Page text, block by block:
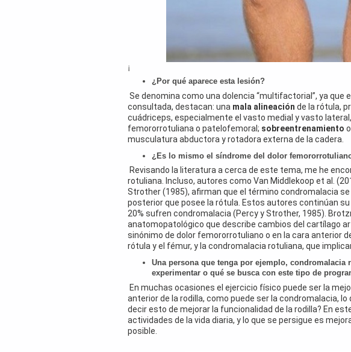
¡
¿Por qué aparece esta lesión?
Se denomina como una dolencia “multifactorial”, ya
consultada, destacan: una mala alineación de la rótula,
cuádriceps, especialmente el vasto medial y vasto
femororrotuliana o patelofemoral; sobreentrenamiento
musculatura abductora y rotadora externa de la cadera.
¿Es lo mismo el síndrome del dolor
Revisando la literatura a cerca de este tema, me he
rotuliana. Incluso, autores como Van Middlekoop et al.
Strother (1985), afirman que el término condromalacia
posterior que posee la rótula. Estos autores continúan
20% sufren condromalacia (Percy y Strother, 1985).
anatomopatológico que describe cambios del cartílago
sinónimo de dolor femororrotuliano o en la cara anterior
rótula y el fémur, y la condromalacia rotuliana, que
Una persona que tenga por ejemplo,
experimentar o qué se busca con este tipo de
En muchas ocasiones el ejercicio físico puede ser la
anterior de la rodilla, como puede ser la condromalacia,
decir esto de mejorar la funcionalidad de la rodilla? En
actividades de la vida diaria, y lo que se persigue es
posible.